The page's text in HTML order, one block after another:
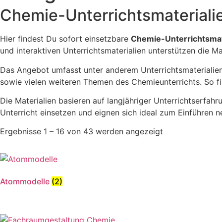
Chemie-
Hier findest Du sofort einsetzbare Chemie-
und interaktiven Unterrichtsmaterialien unterstützen die
Das Angebot umfasst unter anderem
sowie vielen weiteren Themen des Chemieunterrichts.
Die Materialien basieren auf langjähriger
Unterricht einsetzen und eignen sich ideal zum Einführen
Ergebnisse 1 – 16 von 43 werden angezeigt
Atommodelle (2)